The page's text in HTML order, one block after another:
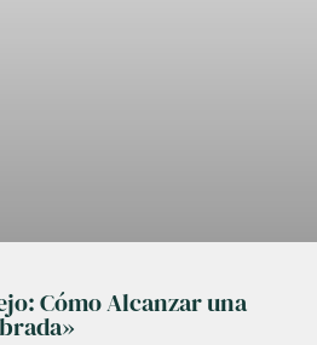
Cómo Alcanzar una